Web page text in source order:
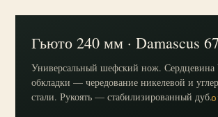
Гьюто 240 мм · Damascus
Универсальный шефский нож. Сердцевина
обкладки — чередование никелевой и
стали. Рукоять — стабилизированный дуб.